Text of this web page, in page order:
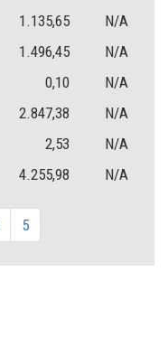
1.135,65
N/A
1.496,45
N/A
0,10
N/A
2.847,38
N/A
2,53
N/A
4.255,98 N/A
5